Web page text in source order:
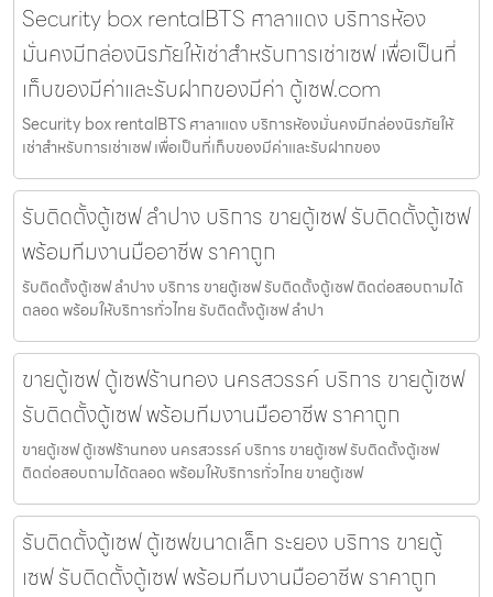
Security box rentalBTS ศาลาแดง บริการห้อง
มั่นคงมีกล่องนิรภัยให้เช่าสำหรับการเช่าเซฟ เพื่อเป็นที่
เก็บของมีค่าและรับฝากของมีค่า ตู้เซฟ.com
Security box rentalBTS ศาลาแดง บริการห้องมั่นคงมีกล่องนิรภัยให้
เช่าสำหรับการเช่าเซฟ เพื่อเป็นที่เก็บของมีค่าและรับฝากของ
รับติดตั้งตู้เซฟ ลำปาง บริการ ขายตู้เซฟ รับติดตั้งตู้เซฟ
พร้อมทีมงานมืออาชีพ ราคาถูก
รับติดตั้งตู้เซฟ ลำปาง บริการ ขายตู้เซฟ รับติดตั้งตู้เซฟ ติดต่อสอบถามได้
ตลอด พร้อมให้บริการทั่วไทย รับติดตั้งตู้เซฟ ลำปา
ขายตู้เซฟ ตู้เซฟร้านทอง นครสวรรค์ บริการ ขายตู้เซฟ
รับติดตั้งตู้เซฟ พร้อมทีมงานมืออาชีพ ราคาถูก
ขายตู้เซฟ ตู้เซฟร้านทอง นครสวรรค์ บริการ ขายตู้เซฟ รับติดตั้งตู้เซฟ
ติดต่อสอบถามได้ตลอด พร้อมให้บริการทั่วไทย ขายตู้เซฟ
รับติดตั้งตู้เซฟ ตู้เซฟขนาดเล็ก ระยอง บริการ ขายตู้
เซฟ รับติดตั้งตู้เซฟ พร้อมทีมงานมืออาชีพ ราคาถูก